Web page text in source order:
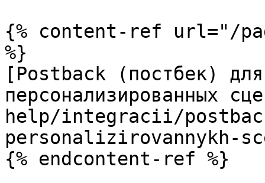
{% content-ref url="/
%}
[Postback (постбек)
персонализированных
help/integracii/
personalizirovannykh-